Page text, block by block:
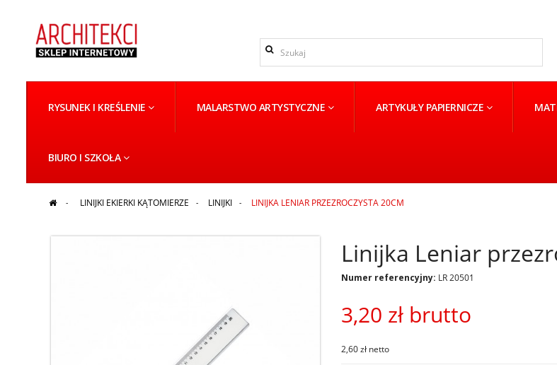
RYSUNEK I KREŚLENIE MALARSTWO ARTYSTYCZNE ARTYKUŁY PAPIERNICZE
BIURO I SZKOŁA
> LINIJKI EKIERKI KĄTOMIERZE > LINIJKI > LINIJKA LENIAR PRZEZROCZYSTA 20CM
Linijka Leniar
Numer referencyjny: LR 20501
3,20 zł brutto
2,60 zł netto